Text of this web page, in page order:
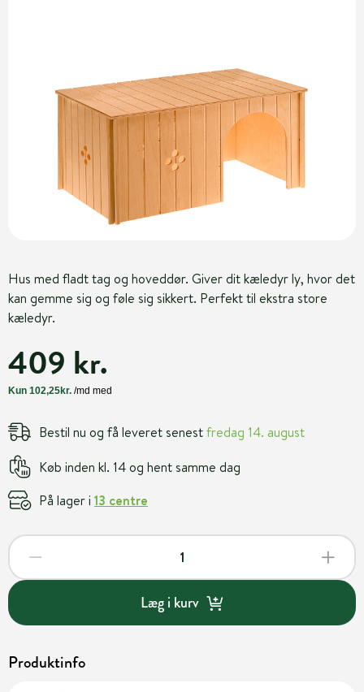
Hus med fladt tag og hoveddør. Giver dit kæledyr ly, hvor det
kan gemme sig og føle sig sikkert. Perfekt til ekstra store
kæledyr.
409 kr.
Bestil nu og få leveret senestfredag 14. august
Køb inden kl. 14 og hent samme dag
På lager i 13 centre
Læg i kurv
Produktinfo